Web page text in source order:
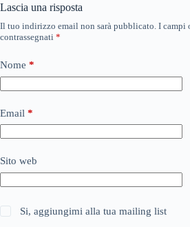
Lascia una risposta
Il tuo indirizzo email non sarà pubblicato. I campi
contrassegnati *
Nome *
Email *
Sito web
Si, aggiungimi alla tua mailing list